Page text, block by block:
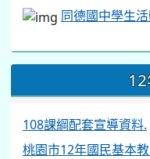
同德國中學生
108課綱配套宣導資料.
桃園市12年國民基本